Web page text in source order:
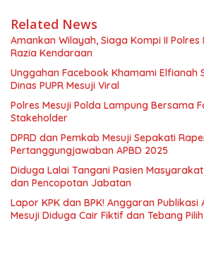
Related News
Amankan Wilayah, Siaga Kompi II Polres
Razia Kendaraan
Unggahan Facebook Khamami Elfianah
Dinas PUPR Mesuji Viral
Polres Mesuji Polda Lampung Bersama
Stakeholder
DPRD dan Pemkab Mesuji Sepakati
Pertanggungjawaban APBD 2025
Diduga Lalai Tangani Pasien
dan Pencopotan Jabatan
Lapor KPK dan BPK! Anggaran Publikasi
Mesuji Diduga Cair Fiktif dan Tebang Pilih